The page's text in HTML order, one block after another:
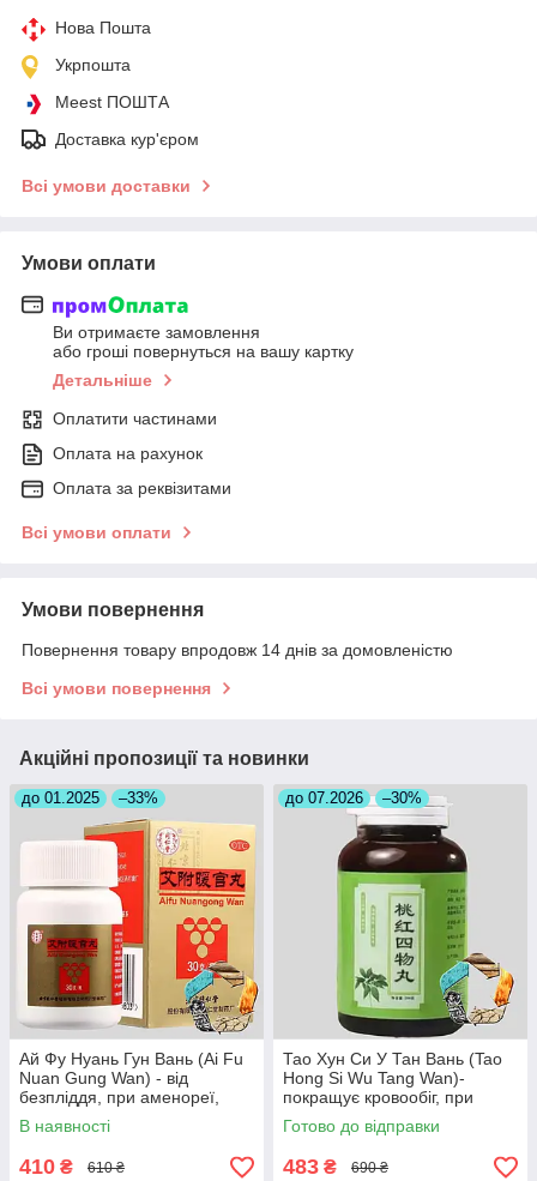
Нова Пошта
Укрпошта
Meest ПОШТА
Доставка кур'єром
Всі умови доставки
Умови оплати
Ви отримаєте замовлення
або гроші повернуться на вашу картку
Детальніше
Оплатити частинами
Оплата на рахунок
Оплата за реквізитами
Всі умови оплати
Умови повернення
Повернення товару впродовж 14 днів за домовленістю
Всі умови повернення
Акційні пропозиції та новинки
до 01.2025 –33%
Ай Фу Нуань Гун Вань (Ai Fu
Nuan Gung Wan) - від
безпліддя, при аменореї,
загрозі викидня
В наявності
410 ₴ 610 ₴
до 07.2026 –30%
Тао Хун Си У Тан Вань (Tao
Hong Si Wu Tang Wan)-
покращує кровообіг, при
інсульті, головних болях
Готово до відправки
483 ₴ 690 ₴